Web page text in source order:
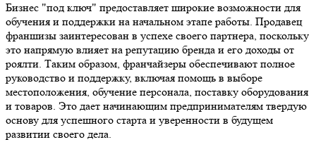
Бизнес "под ключ" предоставляет широкие возможности для
обучения и поддержки на начальном этапе работы. Продавец
франшизы заинтересован в успехе своего партнера, поскольку
это напрямую влияет на репутацию бренда и его доходы от
роялти. Таким образом, франчайзеры обеспечивают полное
руководство и поддержку, включая помощь в выборе
местоположения, обучение персонала, поставку оборудования
и товаров. Это дает начинающим предпринимателям твердую
основу для успешного старта и уверенности в будущем
развитии своего дела.